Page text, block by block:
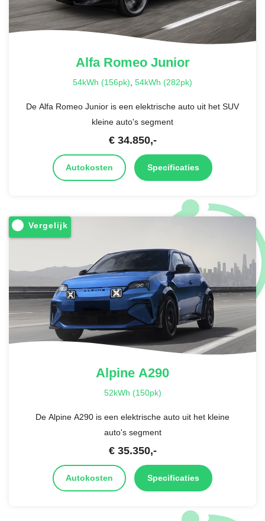
Alfa RomeoJunior
54kWh (156pk) 54kWh (282pk)
De Alfa Romeo Junior is een elektrische auto uit het SUV
kleine auto's segment
€ 34.850,-
Autokosten Specificaties
Vergelijk
AlpineA290
52kWh (150pk)
De Alpine A290 is een elektrische auto uit het kleine
auto's segment
€ 35.350,-
Autokosten Specificaties